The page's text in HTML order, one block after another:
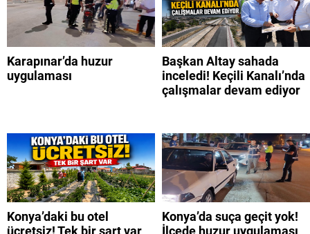
Karapınar’da huzur
uygulaması
Başkan Altay sahada
inceledi! Keçili Kanalı’nda
çalışmalar devam ediyor
Konya’daki bu otel
Konya’da suça geçit yok!